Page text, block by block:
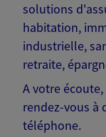
solutions
habitation,
industrielle,
retraite,
A votre
rendez-vous à
téléphone.